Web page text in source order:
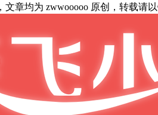
文章均为 zwwooooo 原创，转载请